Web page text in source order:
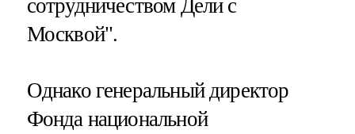
сотрудничеством Дели с
Москвой".
Однако генеральный директор
Фонда национальной